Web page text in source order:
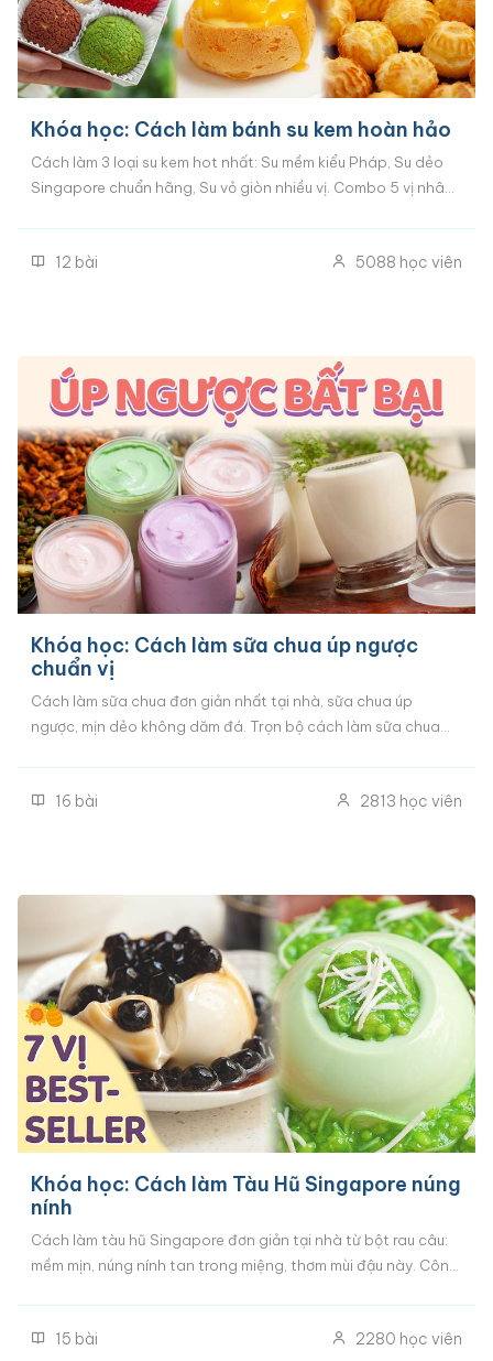
Khóa học: Cách làm bánh su kem hoàn hảo
Cách làm 3 loại su kem hot nhất: Su mềm kiểu Pháp, Su dẻo
Singapore chuẩn hãng, Su vỏ giòn nhiều vị. Combo 5 vị nhân
su kem thành set bánh tiệc, bánh sinh nhật hot trend.
12 bài 5088 học viên
Khóa học: Cách làm sữa chua úp ngược
chuẩn vị
Cách làm sữa chua đơn giản nhất tại nhà, sữa chua úp
ngược, mịn dẻo không dăm đá. Trọn bộ cách làm sữa chua
16 bài 2813 học viên
Khóa học: Cách làm Tàu Hũ Singapore núng
nính
Cách làm tàu hũ Singapore đơn giản tại nhà từ bột rau câu:
mềm mịn, núng nính tan trong miệng, thơm mùi đậu này. Công
lá dứa, tàu hũ kem trứng cacao…
15 bài 2280 học viên